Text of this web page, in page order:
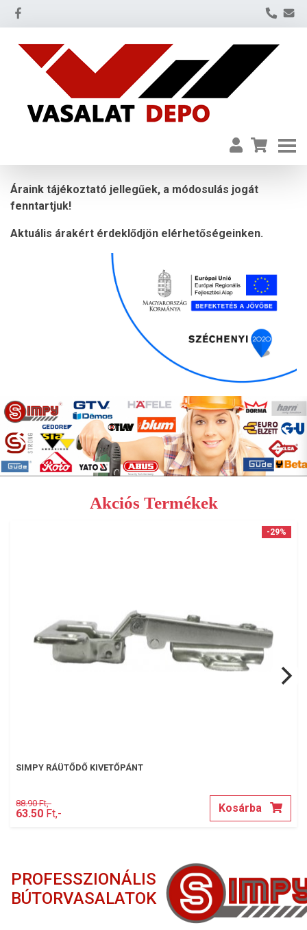
Áraink tájékoztató jellegűek, a módosulás jogát
fenntartjuk!
Aktuális árakért érdeklődjön elérhetőségeinken.
Akciós Termékek
-29%
SIMPY RÁÜTŐDŐ KIVETŐPÁNT
88.90 Ft,-
63.50 Ft,- Kosárba
PROFESSZIONÁLIS
BÚTORVASALATOK